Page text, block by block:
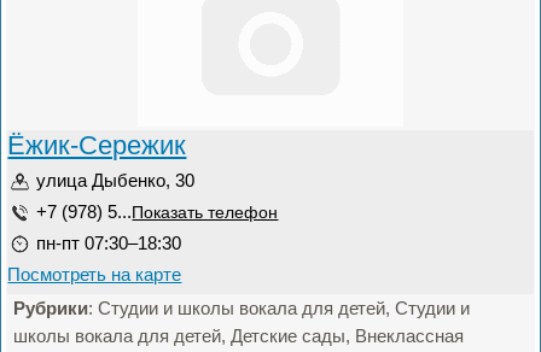
Ёжик-Сережик
улица Дыбенко, 30
+7 (978) 5... Показать телефон
пн-пт 07:30–18:30
Посмотреть на карте
Рубрики: Студии и школы вокала для детей, Студии и
школы вокала для детей, Детские сады, Внеклассная